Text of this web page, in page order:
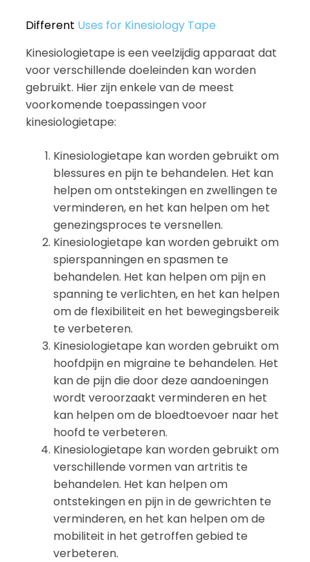
Different Uses for Kinesiology Tape
Kinesiologietape is een veelzijdig apparaat dat
voor verschillende doeleinden kan worden
gebruikt. Hier zijn enkele van de meest
voorkomende toepassingen voor
kinesiologietape:
Kinesiologietape kan worden gebruikt om
blessures en pijn te behandelen. Het kan
helpen om ontstekingen en zwellingen te
verminderen, en het kan helpen om het
genezingsproces te versnellen.
Kinesiologietape kan worden gebruikt om
spierspanningen en spasmen te
behandelen. Het kan helpen om pijn en
spanning te verlichten, en het kan helpen
om de flexibiliteit en het bewegingsbereik
te verbeteren.
Kinesiologietape kan worden gebruikt om
hoofdpijn en migraine te behandelen. Het
kan de pijn die door deze aandoeningen
wordt veroorzaakt verminderen en het
kan helpen om de bloedtoevoer naar het
hoofd te verbeteren.
Kinesiologietape kan worden gebruikt om
verschillende vormen van artritis te
behandelen. Het kan helpen om
ontstekingen en pijn in de gewrichten te
verminderen, en het kan helpen om de
mobiliteit in het getroffen gebied te
verbeteren.